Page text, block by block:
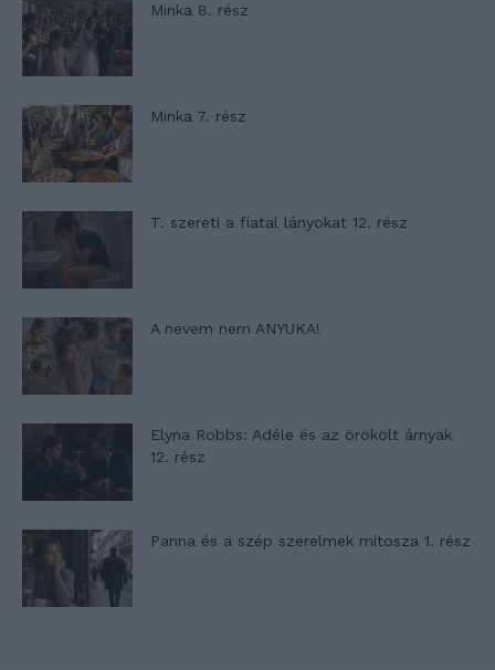
Minka 8. rész
Minka 7. rész
T. szereti a fiatal lányokat 12. rész
A nevem nem ANYUKA!
Elyna Robbs: Adéle és az örökölt árnyak
12. rész
Panna és a szép szerelmek mítosza 1. rész